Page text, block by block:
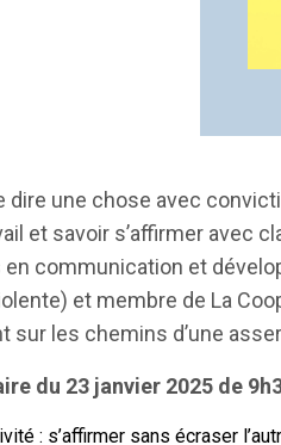
dire une chose avec
et savoir s’affirmer avec
communication et
et membre de La
sur les chemins d’une
du 23 janvier 2025 de
: s’affirmer sans écraser